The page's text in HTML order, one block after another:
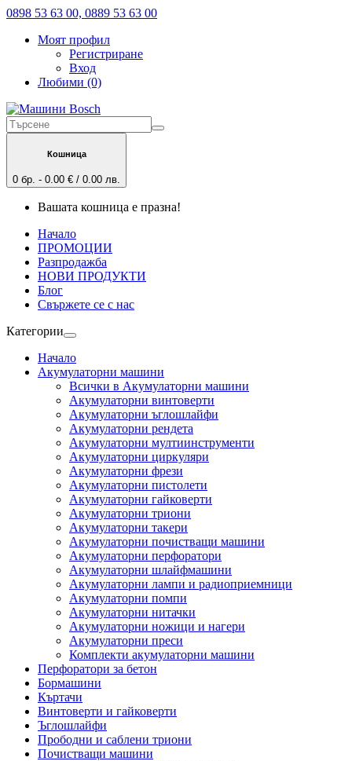
0898 53 63 00, 0889 53 63 00
Моят профил
Регистриране
Вход
Любими (0)
Кошница
0 бр. - 0.00 € / 0.00 лв.
Вашата кошница е празна!
Начало
ПРОМОЦИИ
Разпродажба
НОВИ ПРОДУКТИ
Блог
Свържете се с нас
Категории
Начало
Акумулаторни машини
Всички в Акумулаторни машини
Акумулаторни винтоверти
Акумулаторни ъглошлайфи
Акумулаторни рендета
Акумулаторни мултиинструменти
Акумулаторни циркуляри
Акумулаторни фрези
Акумулаторни пистолети
Акумулаторни гайковерти
Акумулаторни триони
Акумулаторни такери
Акумулаторни почистващи машини
Акумулаторни перфоратори
Акумулаторни шлайфмашини
Акумулаторни лампи и радиоприемници
Акумулаторни помпи
Акумулаторни нитачки
Акумулаторни ножици и нагери
Акумулаторни преси
Комплекти акумулаторни машини
Перфоратори за бетон
Бормашини
Къртачи
Винтоверти и гайковерти
Ъглошлайфи
Прободни и саблени триони
Почистващи машини